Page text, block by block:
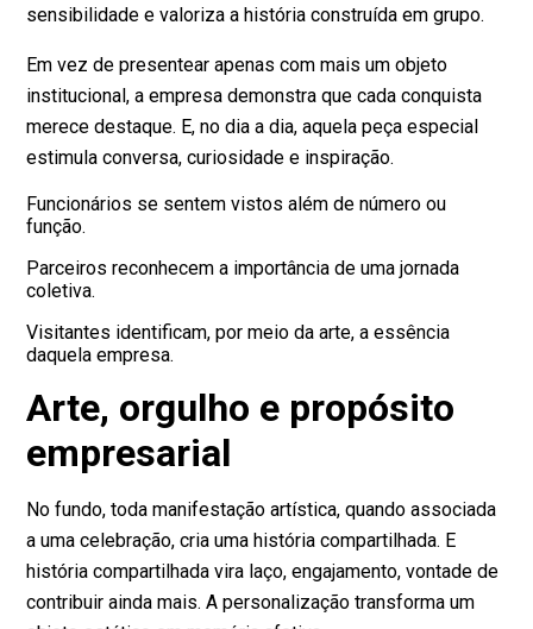
sensibilidade e valoriza a história construída em grupo.
Em vez de presentear apenas com mais um objeto
institucional, a empresa demonstra que cada conquista
merece destaque. E, no dia a dia, aquela peça especial
estimula conversa, curiosidade e inspiração.
Funcionários se sentem vistos além de número ou
função.
Parceiros reconhecem a importância de uma jornada
coletiva.
Visitantes identificam, por meio da arte, a essência
daquela empresa.
Arte, orgulho e propósito
empresarial
No fundo, toda manifestação artística, quando associada
a uma celebração, cria uma história compartilhada. E
história compartilhada vira laço, engajamento, vontade de
contribuir ainda mais. A personalização transforma um